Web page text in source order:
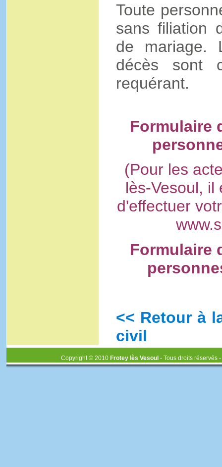
Toute
sans filiation
de mariage.
décès sont
requérant.
Formulaire
(Pour les
lès-Vesoul, il
d'effectuer
Formulaire
<< Retour à
civil
Copyright © 2010 Frotey lès Vesoul - Tous droits réservés